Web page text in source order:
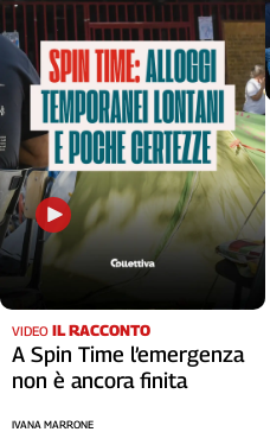
VIDEO IL RACCONTO
A Spin Time l’emergenza
non è ancora finita
IVANA MARRONE